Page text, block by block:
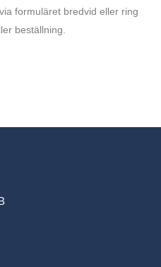
formuläret bredvid eller ring
beställning.